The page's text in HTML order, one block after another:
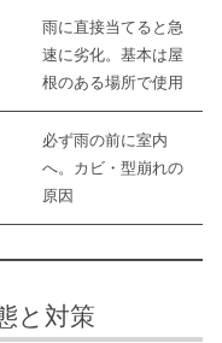
雨に直接当てると急
速に劣化。基本は屋
根のある場所で使用
必ず雨の前に室内
へ。カビ・型崩れの
原因
と対策